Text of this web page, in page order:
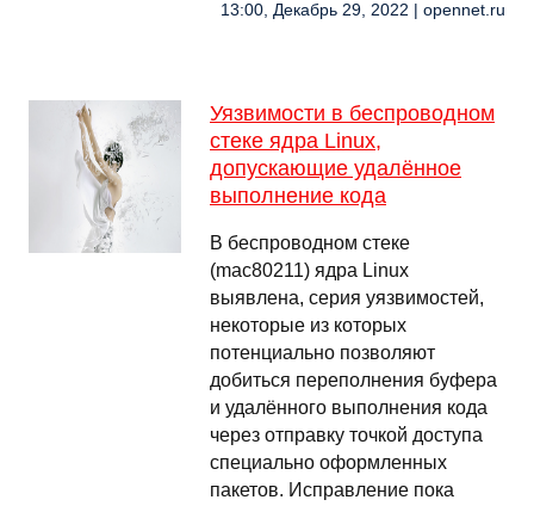
13:00, Декабрь 29, 2022 | opennet.ru
Уязвимости в беспроводном
стеке ядра Linux,
допускающие удалённое
выполнение кода
В беспроводном стеке
(mac80211) ядра Linux
выявлена, серия уязвимостей,
некоторые из которых
потенциально позволяют
добиться переполнения буфера
и удалённого выполнения кода
через отправку точкой доступа
специально оформленных
пакетов. Исправление пока